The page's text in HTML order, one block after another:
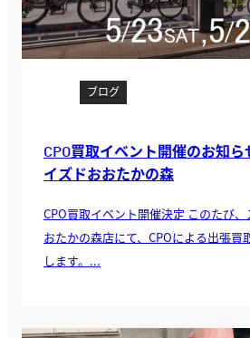
ブログ
CPO買取イベント開催のお知ら
イズドおおたかの森
CPO買取イベント開催決定 このたび
おたかの森店にて、CPOによる出張買
します。...